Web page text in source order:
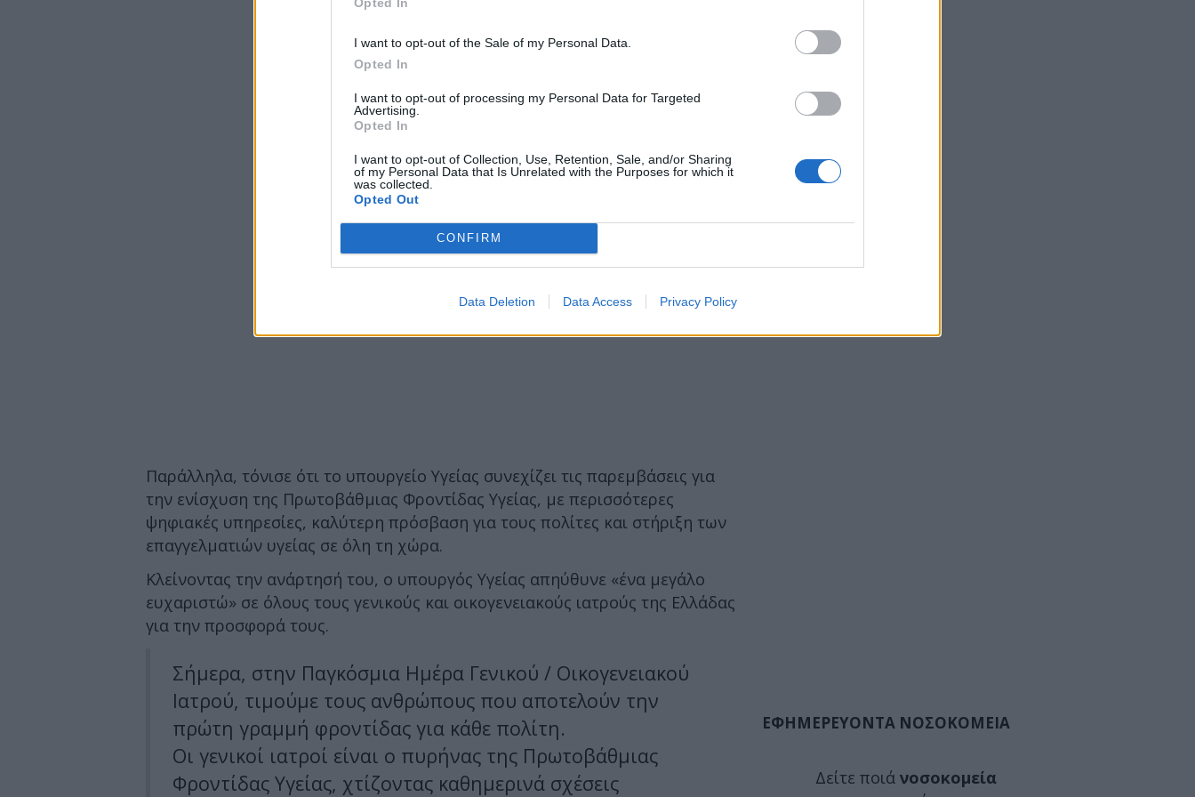
I want to opt-out of the Sale of my Personal Data.
Opted In
I want to opt-out of processing my Personal Data for Targeted
Advertising.
Opted In
I want to opt-out of Collection, Use, Retention, Sale, and/or Sharing
of my Personal Data that Is Unrelated with the Purposes for which it
was collected.
Opted Out
CONFIRM
Data Deletion Data Access Privacy Policy
Παράλληλα, τόνισε ότι το υπουργείο Υγείας συνεχίζει τις παρεμβάσεις για
την ενίσχυση της Πρωτοβάθμιας Φροντίδας Υγείας, με περισσότερες
ψηφιακές υπηρεσίες, καλύτερη πρόσβαση για τους πολίτες και στήριξη των
επαγγελματιών υγείας σε όλη τη χώρα.
Κλείνοντας την ανάρτησή του, ο υπουργός Υγείας απηύθυνε «ένα μεγάλο
ευχαριστώ» σε όλους τους γενικούς και οικογενειακούς ιατρούς της Ελλάδας
για την προσφορά τους.
Σήμερα, στην Παγκόσμια Ημέρα Γενικού / Οικογενειακού
Ιατρού, τιμούμε τους ανθρώπους που αποτελούν την
πρώτη γραμμή φροντίδας για κάθε πολίτη.
Οι γενικοί ιατροί είναι ο πυρήνας της Πρωτοβάθμιας
Φροντίδας Υγείας, χτίζοντας καθημερινά σχέσεις
ΕΦΗΜΕΡΕΥΟΝΤΑ ΝΟΣΟΚΟΜΕΙΑ
Δείτε ποιά νοσοκομεία